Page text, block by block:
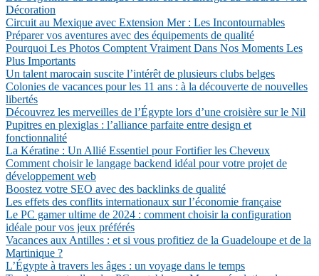
Décoration
Circuit au Mexique avec Extension Mer : Les Incontournables
Préparer vos aventures avec des équipements de qualité
Pourquoi Les Photos Comptent Vraiment Dans Nos Moments Les
Plus Importants
Un talent marocain suscite l’intérêt de plusieurs clubs belges
Colonies de vacances pour les 11 ans : à la découverte de nouvelles
libertés
Découvrez les merveilles de l’Égypte lors d’une croisière sur le Nil
Pupitres en plexiglas : l’alliance parfaite entre design et
fonctionnalité
La Kératine : Un Allié Essentiel pour Fortifier les Cheveux
Comment choisir le langage backend idéal pour votre projet de
développement web
Boostez votre SEO avec des backlinks de qualité
Les effets des conflits internationaux sur l’économie française
Le PC gamer ultime de 2024 : comment choisir la configuration
idéale pour vos jeux préférés
Vacances aux Antilles : et si vous profitiez de la Guadeloupe et de la
Martinique ?
L’Égypte à travers les âges : un voyage dans le temps